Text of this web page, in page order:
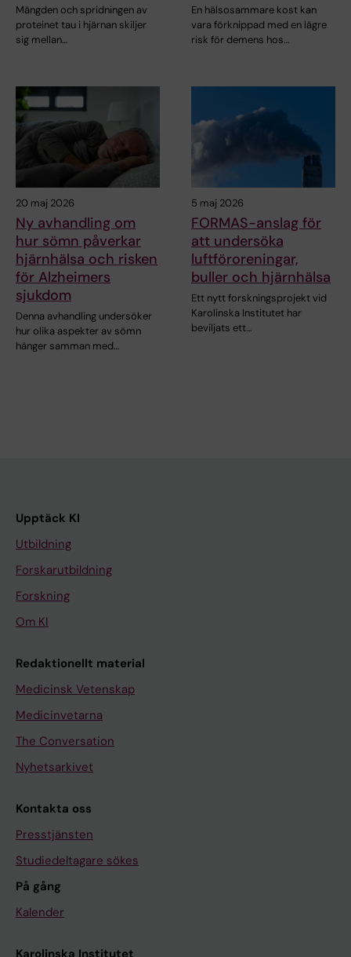
Mängden och spridningen av
proteinet tau i hjärnan skiljer
sig mellan…
En hälsosammare kost kan
vara förknippad med en lägre
risk för demens hos…
20 maj 2026
Ny avhandling om
hur sömn påverkar
hjärnhälsa och risken
för Alzheimers
sjukdom
Denna avhandling undersöker
hur olika aspekter av sömn
hänger samman med…
5 maj 2026
FORMAS-anslag för
att undersöka
luftföroreningar,
buller och hjärnhälsa
Ett nytt forskningsprojekt vid
Karolinska Institutet har
beviljats ett…
Upptäck KI
Utbildning
Forskarutbildning
Forskning
Om KI
Redaktionellt material
Medicinsk Vetenskap
Medicinvetarna
The Conversation
Nyhetsarkivet
Kontakta oss
Presstjänsten
Studiedeltagare sökes
På gång
Kalender